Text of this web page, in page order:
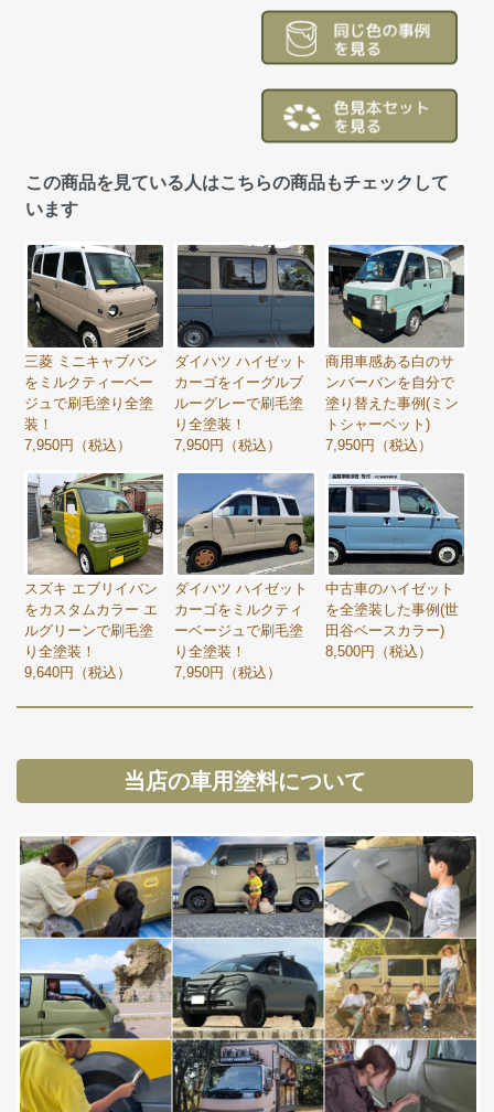
この商品を見ている人はこちらの商品もチェックして
います
三菱 ミニキャブバン
をミルクティーベー
ジュで刷毛塗り全塗
装！
7,950円（税込）
ダイハツ ハイゼット
カーゴをイーグルブ
ルーグレーで刷毛塗
り全塗装！
7,950円（税込）
商用車感ある白のサ
ンバーバンを自分で
塗り替えた事例(ミン
トシャーベット)
7,950円（税込）
スズキ エブリイバン
をカスタムカラー エ
ルグリーンで刷毛塗
り全塗装！
9,640円（税込）
ダイハツ ハイゼット
カーゴをミルクティ
ーベージュで刷毛塗
り全塗装！
7,950円（税込）
中古車のハイゼット
を全塗装した事例(世
田谷ベースカラー)
8,500円（税込）
当店の車用塗料について